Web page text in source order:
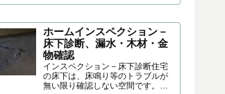
は、必ずチェックしておいた方が
化の程度、施工の不具合、断熱材...
ホームインスペクション－
床下診断、漏水・木材・金
物確認
インスペクション－床下診断住宅
の床下は、床鳴り等のトラブルが
無い限り確認しない空間です。し